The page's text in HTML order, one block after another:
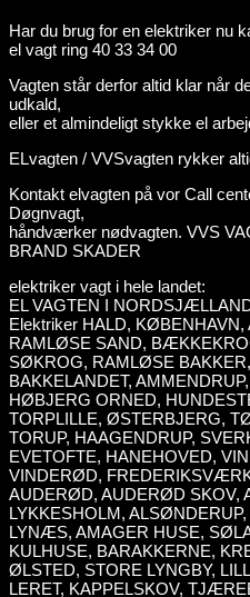
Har du brug for en elektriker nu
el vagt ring 40 33 34 00
Vagten står derfor altid klar når
udkald,
eller et almindeligt stykke el
ELvagten / VVSvagten rykker
Kontakt elvagten på vor Call
Døgnvagt,
håndværker nødvagten. VVS
BRAND SKADER
elektriker vagt i hele landet:
EL VAGTEN I
Elektriker HALD,
RAMLØSE SAND,
SØKROG, RAMLØSE
BAKKELANDET,
HØBJERG ORNED,
TORPLILLE, ØSTERBJERG,
TORUP, HAAGENDRUP,
EVETOFTE, HANEHOVED,
VINDERØD,
AUDERØD, AUDERØD SKOV,
LYKKESHOLM,
LYNÆS, AMAGER HUSE,
KULHUSE, BARAKKERNE,
ØLSTED, STORE LYNGBY,
LERET, KAPPELSKOV,